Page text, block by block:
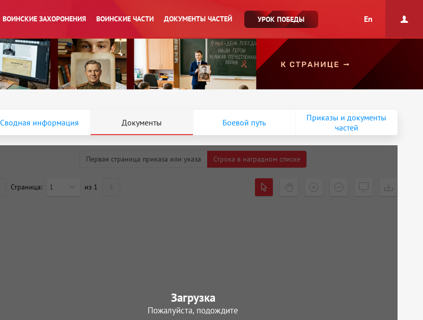
ВОИНСКИЕ ЗАХОРОНЕНИЯ ВОИНСКИЕ ЧАСТИ ДОКУМЕНТЫ ЧАСТЕЙ УРОК ПОБЕДЫ En
Сводная информация Документы Боевой путь
Приказы и документы
частей
Первая страница приказа или указа Строка в наградном списке
Страница: 1 из 1
Загрузка
Пожалуйста, подождите